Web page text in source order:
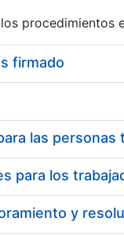
procedimientos
firmado